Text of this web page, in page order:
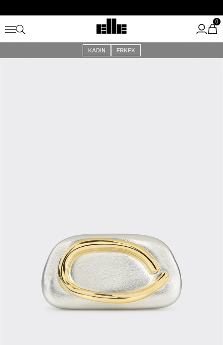
Kargo Ücretsiz!
KADIN ERKEK
0